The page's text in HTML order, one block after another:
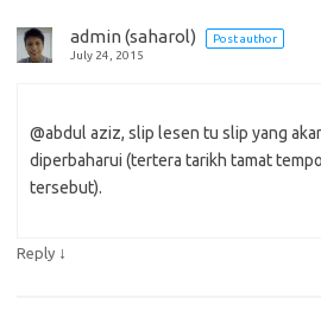
admin (saharol)
Post author
July 24, 2015
@abdul aziz, slip lesen tu slip yang
diperbaharui (tertera tarikh tamat
tersebut).
Reply ↓